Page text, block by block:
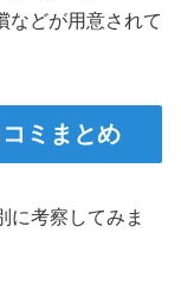
などが用意されて
ミまとめ
に考察してみま